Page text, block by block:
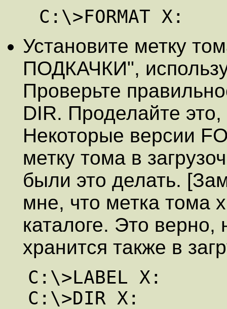
C:\>FORMAT X:
Установите метку
ПОДКАЧКИ",
Проверьте
DIR. Проделайте
Некоторые версии
метку тома в
были это делать.
мне, что метка тома
каталоге. Это
хранится также в
C:\>LABEL X:
C:\>DIR X: